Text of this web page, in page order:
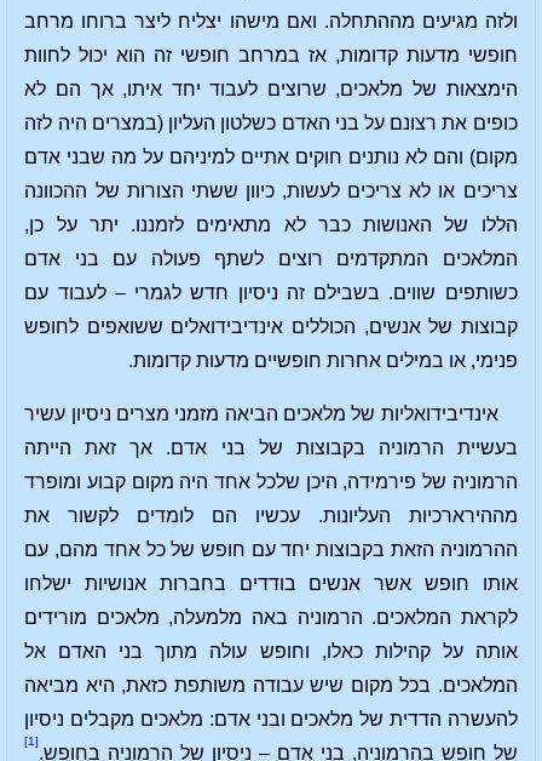
ולזה מגיעים מההתחלה. ואם מישהו יצליח ליצר ברוחו מרחב
חופשי מדעות קדומות, אז במרחב חופשי זה הוא יכול לחוות
הימצאות של מלאכים, שרוצים לעבוד יחד איתו, אך הם לא
כופים את רצונם על בני האדם כשלטון העליון (במצרים היה לזה
מקום) והם לא נותנים חוקים אתיים למיניהם על מה שבני אדם
צריכים או לא צריכים לעשות, כיוון ששתי הצורות של ההכוונה
הללו של האנושות כבר לא מתאימים לזמננו. יתר על כן,
המלאכים המתקדמים רוצים לשתף פעולה עם בני אדם
כשותפים שווים. בשבילם זה ניסיון חדש לגמרי – לעבוד עם
קבוצות של אנשים, הכוללים אינדיבידואלים ששואפים לחופש
פנימי, או במילים אחרות חופשיים מדעות קדומות.
אינדיבידואליות של מלאכים הביאה מזמני מצרים ניסיון עשיר
בעשיית הרמוניה בקבוצות של בני אדם. אך זאת הייתה
הרמוניה של פירמידה, היכן שלכל אחד היה מקום קבוע ומופרד
מההירארכיות העליונות. עכשיו הם לומדים לקשור את
ההרמוניה הזאת בקבוצות יחד עם חופש של כל אחד מהם, עם
אותו חופש אשר אנשים בודדים בחברות אנושיות ישלחו
לקראת המלאכים. הרמוניה באה מלמעלה, מלאכים מורידים
אותה על קהילות כאלו, וחופש עולה מתוך בני האדם אל
המלאכים. בכל מקום שיש עבודה משותפת כזאת, היא מביאה
להעשרה הדדית של מלאכים ובני אדם: מלאכים מקבלים ניסיון
של חופש בהרמוניה, בני אדם – ניסיון של הרמוניה בחופש.
[1]